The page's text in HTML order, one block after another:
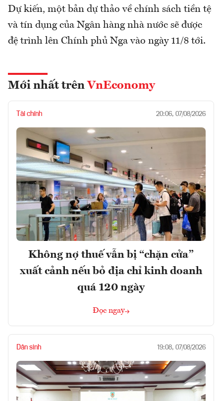
Dự kiến, một bản dự thảo về chính sách tiền tệ
và tín dụng của Ngân hàng nhà nước sẽ được
đệ trình lên Chính phủ Nga vào ngày 11/8 tới.
Mới nhất trên VnEconomy
Tài chính 20:06, 07/08/2026
Không nợ thuế vẫn bị “chặn cửa”
xuất cảnh nếu bỏ địa chỉ kinh doanh
quá 120 ngày
Đọc ngay
Dân sinh 19:08, 07/08/2026